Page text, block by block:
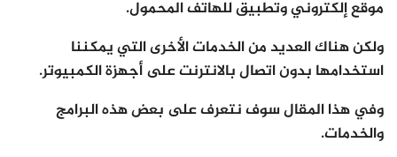
موقع إلكتروني وتطبيق للهاتف المحمول.
ولكن هناك العديد من الخدمات الأخرى التي يمكننا
استخدامها بدون اتصال بالانترنت على أجهزة الكمبيوتر.
وفي هذا المقال سوف نتعرف على بعض هذه البرامج
والخدمات.